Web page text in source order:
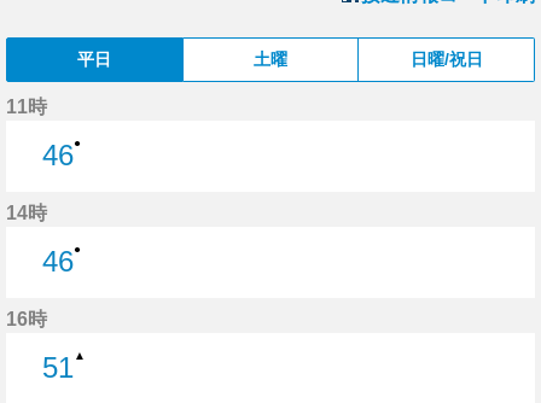
平日 土曜 日曜/祝日
11時
46●
14時
46●
16時
51▲